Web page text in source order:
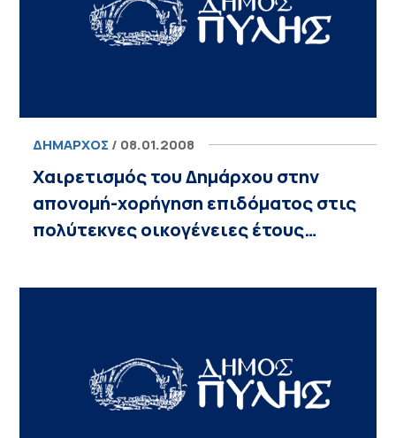
ΔΉΜΑΡΧΟΣ / 08.01.2008
Χαιρετισμός του Δημάρχου στην
απονομή-χορήγηση επιδόματος στις
πολύτεκνες οικογένειες έτους…